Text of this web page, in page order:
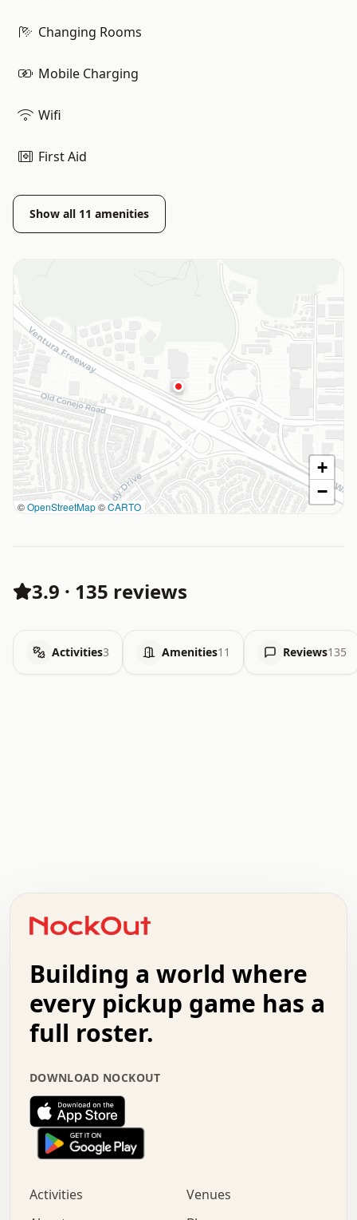
Changing Rooms
Mobile Charging
Wifi
First Aid
Show all 11 amenities
©OpenStreetMap©CARTO
+
−
3.9 · 135 reviews
Activities3 Amenities11 Reviews135
+   .   .   .   .   .   .   .   .   .   +   .   .
.   .   .   .   .   .   .   .   .   .   .   :   .
.   .   .   .   +   .   .   .   .   .   .   .   +
.   :   .   .   .   .   .   .   .   .   o   .   .
.   .   x   .   .   .   .   .   .   :   .   .   o
.   .   .   .   :   .   .   .   .   o   .   .   .
.   .   .   .   .   .   .   :   .   .   .   .   .
.   .   .   .   .   .   .   +   .   .   x   .   .
.   .   .   .   .   :   +   .   .   .   .   .   o
.   .   .   .   .   .   .   .   .   .   .   .   .
.   .   :   o   .   .   .   .   .   .   .   +   .
.   o   .   .   .   .   x   .   .   .   .   .   .
+   .   o   .   .   .   .   o   .   .   .   .
Building a world where
every pickup game has a
full roster.
DOWNLOAD NOCKOUT
Activities
Venues